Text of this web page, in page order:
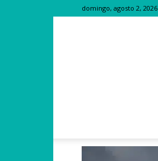
domingo, agosto 2, 2026